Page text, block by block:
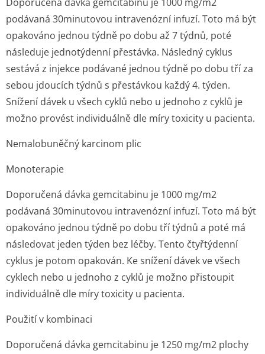
podávaná 30minutovou intravenózní infuzí. Toto má být
opakováno jednou týdně po dobu až 7 týdnů, poté
následuje jednotýdenní přestávka. Následný cyklus
sestává z injekce podávané jednou týdně po dobu tří za
sebou jdoucích týdnů s přestávkou každý 4. týden.
Snížení dávek u všech cyklů nebo u jednoho z cyklů je
možno provést individuálně dle míry toxicity u pacienta.
Nemalobuněčný karcinom plic
Monoterapie
Doporučená dávka gemcitabinu je 1000 mg/m2
podávaná 30minutovou intravenózní infuzí. Toto má být
opakováno jednou týdně po dobu tří týdnů a poté má
následovat jeden týden bez léčby. Tento čtyřtýdenní
cyklus je potom opakován. Ke snížení dávek ve všech
cyklech nebo u jednoho z cyklů je možno přistoupit
individuálně dle míry toxicity u pacienta.
Použití v kombinaci
Doporučená dávka gemcitabinu je 1250 mg/m2 plochy